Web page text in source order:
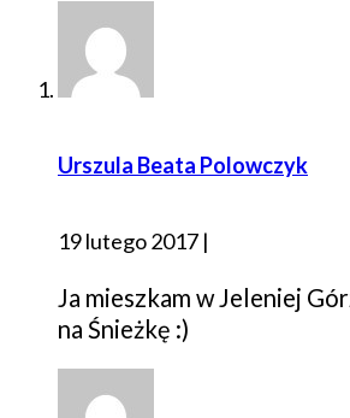
Urszula Beata Polowczyk
19 lutego 2017 |
Ja mieszkam w Jeleniej
na Śnieżkę :)